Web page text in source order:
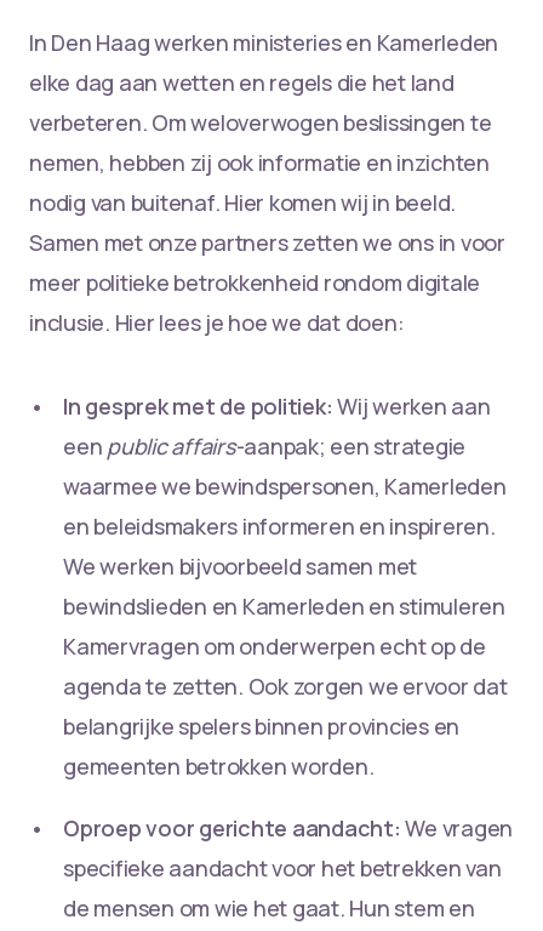
In Den Haag werken ministeries en Kamerleden
elke dag aan wetten en regels die het land
verbeteren. Om weloverwogen beslissingen te
nemen, hebben zij ook informatie en inzichten
nodig van buitenaf. Hier komen wij in beeld.
Samen met onze partners zetten we ons in voor
meer politieke betrokkenheid rondom digitale
inclusie. Hier lees je hoe we dat doen:
In gesprek met de politiek: Wij werken aan
een public affairs-aanpak; een strategie
waarmee we bewindspersonen, Kamerleden
en beleidsmakers informeren en inspireren.
We werken bijvoorbeeld samen met
bewindslieden en Kamerleden en stimuleren
Kamervragen om onderwerpen echt op de
agenda te zetten. Ook zorgen we ervoor dat
belangrijke spelers binnen provincies en
gemeenten betrokken worden.
Oproep voor gerichte aandacht:We vragen
specifieke aandacht voor het betrekken van
de mensen om wie het gaat. Hun stem en